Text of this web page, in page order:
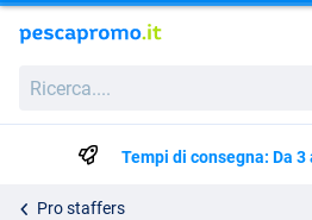
Tempi di consegna: Da
Pro staffers